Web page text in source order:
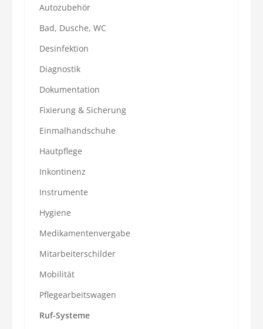
Autozubehör
Bad, Dusche, WC
Desinfektion
Diagnostik
Dokumentation
Fixierung & Sicherung
Einmalhandschuhe
Hautpflege
Inkontinenz
Instrumente
Hygiene
Medikamentenvergabe
Mitarbeiterschilder
Mobilität
Pflegearbeitswagen
Ruf-Systeme